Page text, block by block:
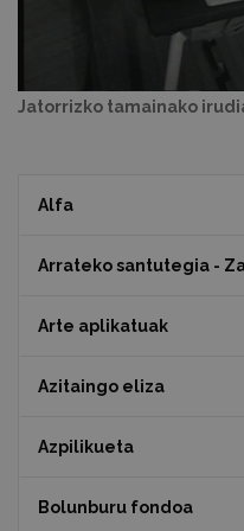
Jatorrizko tamainako
Alfa
Arrateko santutegia -
Arte aplikatuak
Azitaingo eliza
Azpilikueta
Bolunburu fondoa